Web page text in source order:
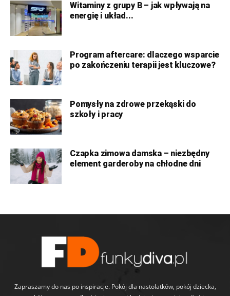
Witaminy z grupy B – jak wpływają na
energię i układ...
Program aftercare: dlaczego wsparcie
po zakończeniu terapii jest kluczowe?
Pomysły na zdrowe przekąski do
szkoły i pracy
Czapka zimowa damska – niezbędny
element garderoby na chłodne dni
Zapraszamy do nas po inspiracje. Pokój dla nastolatków, pokój dziecka,